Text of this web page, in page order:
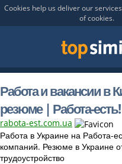
Cookies help us deliver our
of cookies.
Работа и вакансии в
резюме | Работа-есть!
rabota-est.com.ua
Работа в Украине на Работа-
компаний. Резюме в Украине
трудоустройство